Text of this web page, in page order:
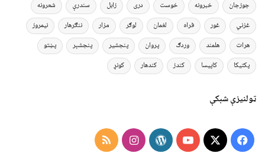
جوزجان
خبرونه خوست دری زابل سندرې
شعرونه
غزني
غور فراه لغمان لوګر مزار ننګرهار
نیمروز
هرات
هلمند وردګ پروان پنجشیر پنجشېر
پښتو
پکتیکا
کاپیسا کندز کندهار کونړ
ټولنیزې شبکې
Facebook
X
YouTube
WordPress
Instagram
RSS